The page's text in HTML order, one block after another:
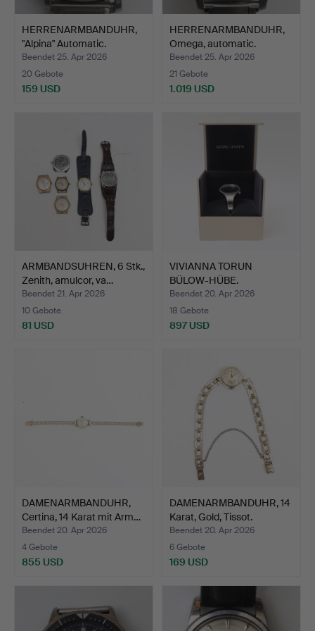
HERRENARMBANDUHR,
"Alpina" Automatic.
Beendet 25. Apr 2026
20 Gebote
159 USD
HERRENARMBANDUHR,
Omega, automatic.
Beendet 25. Apr 2026
21 Gebote
1.019 USD
ARMBANDSUHREN, 6 Stk.,
Zenith, amulcor, va…
Beendet 21. Apr 2026
10 Gebote
81 USD
VIVIANNA TORUN
BÜLOW-HÜBE.
Armbanduhr, Sta…
Beendet 20. Apr 2026
18 Gebote
897 USD
DAMENARMBANDUHR,
Certina, 14 Karat mit Arm…
Beendet 20. Apr 2026
4 Gebote
855 USD
DAMENARMBANDUHR, 14
Karat, Gold, Tissot.
Beendet 20. Apr 2026
6 Gebote
169 USD